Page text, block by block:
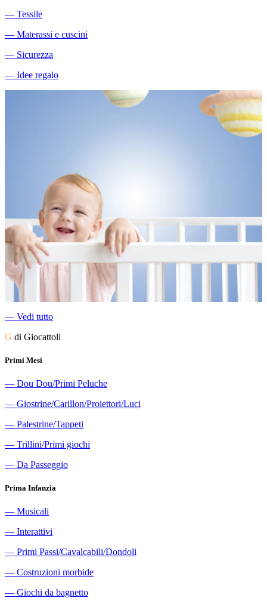
― Tessile
― Materassi e cuscini
― Sicurezza
― Idee regalo
― Vedi tutto
G di Giocattoli
Primi Mesi
― Dou Dou/Primi Peluche
― Giostrine/Carillon/Proiettori/Luci
― Palestrine/Tappeti
― Trillini/Primi giochi
― Da Passeggio
Prima Infanzia
― Musicali
― Interattivi
― Primi Passi/Cavalcabili/Dondoli
― Costruzioni morbide
― Giochi da bagnetto